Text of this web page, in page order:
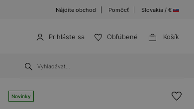
Nájdite obchod Pomôcť Slovakia / €
Prihláste sa Obľúbené Košík
Novinky